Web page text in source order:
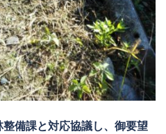
備課と対応協議し、御要望